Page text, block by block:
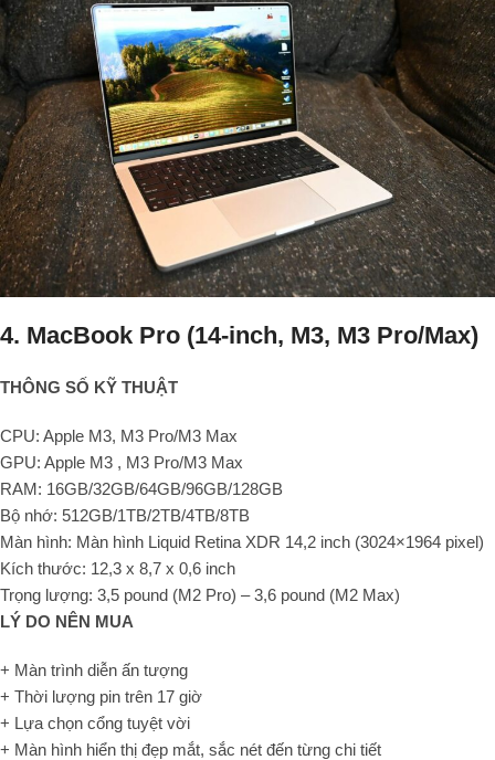
4. MacBook Pro (14-inch, M3, M3 Pro/Max)
THÔNG SỐ KỸ THUẬT
CPU: Apple M3, M3 Pro/M3 Max
GPU: Apple M3 , M3 Pro/M3 Max
RAM: 16GB/32GB/64GB/96GB/128GB
Bộ nhớ: 512GB/1TB/2TB/4TB/8TB
Màn hình: Màn hình Liquid Retina XDR 14,2 inch (3024×1964 pixel)
Kích thước: 12,3 x 8,7 x 0,6 inch
Trọng lượng: 3,5 pound (M2 Pro) – 3,6 pound (M2 Max)
LÝ DO NÊN MUA
+ Màn trình diễn ấn tượng
+ Thời lượng pin trên 17 giờ
+ Lựa chọn cổng tuyệt vời
+ Màn hình hiển thị đẹp mắt, sắc nét đến từng chi tiết